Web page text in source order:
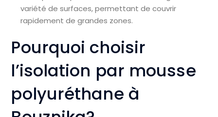
variété de surfaces, permettant de couvrir
rapidement de grandes zones.
Pourquoi choisir
l’isolation par mousse
polyuréthane à